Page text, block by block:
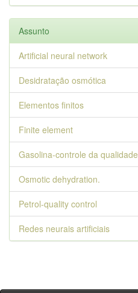
Assunto
Artificial neural network
Desidratação osmótica
Elementos finitos
Finite element
Gasolina-controle da qualidade
Osmotic dehydration.
Petrol-quality control
Redes neurais artificiais